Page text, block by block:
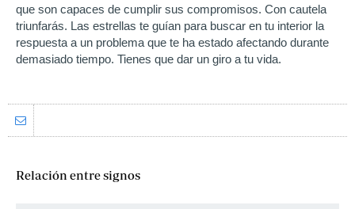
que son capaces de cumplir sus compromisos. Con cautela
triunfarás. Las estrellas te guían para buscar en tu interior la
respuesta a un problema que te ha estado afectando durante
demasiado tiempo. Tienes que dar un giro a tu vida.
Relación entre signos